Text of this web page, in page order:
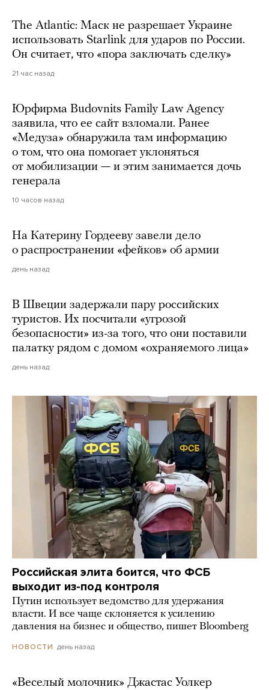
The Atlantic: Маск не разрешает Украине
использовать Starlink для ударов по России.
Он считает, что «пора заключать сделку»
21 час назад
Юрфирма Budovnits Family Law Agency
заявила, что ее сайт взломали. Ранее
«Медуза» обнаружила там информацию
о том, что она помогает уклоняться
от мобилизации — и этим занимается дочь
генерала
10 часов назад
На Катерину Гордееву завели дело
о распространении «фейков» об армии
день назад
В Швеции задержали пару российских
туристов. Их посчитали «угрозой
безопасности» из-за того, что они поставили
палатку рядом с домом «охраняемого лица»
день назад
Российская элита боится, что ФСБ
выходит из-под контроля
Путин использует ведомство для удержания
власти. И все чаще склоняется к усилению
давления на бизнес и общество, пишет Bloomberg
НОВОСТИ день назад
«Веселый молочник» Джастас Уолкер